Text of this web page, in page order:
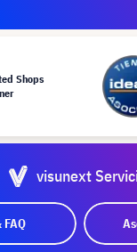
Shops
visunext